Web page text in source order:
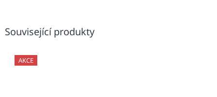
Související produkty
AKCE